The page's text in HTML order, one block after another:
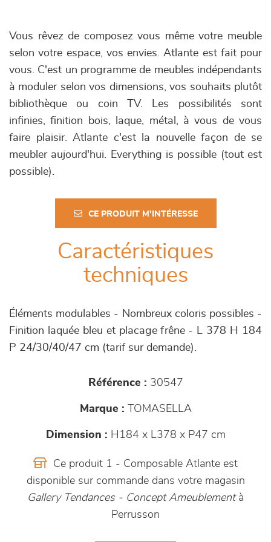
Vous rêvez de composez vous même votre meuble
selon votre espace, vos envies. Atlante est fait pour
vous. C'est un programme de meubles indépendants
à moduler selon vos dimensions, vos souhaits plutôt
bibliothèque ou coin TV. Les possibilités sont
infinies, finition bois, laque, métal, à vous de vous
faire plaisir. Atlante c'est la nouvelle façon de se
meubler aujourd'hui. Everything is possible (tout est
possible).
CE PRODUIT M'INTÉRESSE
Caractéristiques
techniques
Éléments modulables - Nombreux coloris possibles -
Finition laquée bleu et placage frêne - L 378 H 184
P 24/30/40/47 cm (tarif sur demande).
Référence : 30547
Marque : TOMASELLA
Dimension : H184 x L378 x P47 cm
Ce produit 1 - Composable Atlante est
disponible sur commande dans votre magasin
Gallery Tendances - Concept Ameublement à
Perrusson